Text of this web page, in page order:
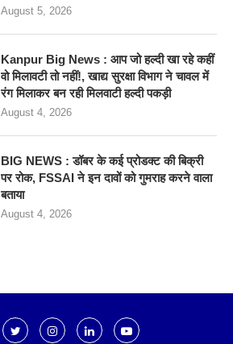
August 5, 2026
Kanpur Big News : आप जो हल्दी खा रहे कहीं
वो मिलावटी तो नहीं!, खाद्य सुरक्षा विभाग ने चावल में
रंग मिलाकर बन रही मिलवाटी हल्दी पकड़ी
August 4, 2026
BIG NEWS : डॉबर के कई प्रोडक्ट की बिक्री
पर रोक, FSSAI ने इन दावों को गुमराह करने वाला
बताया
August 4, 2026